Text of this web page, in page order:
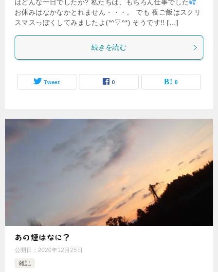
はどんな一日でしたか? 私たちは、もちろん仕事でした
お休みはなかなかとれません・・・。 でも 夜ご飯はスクリ
スマスっぽくしてみましたよ(*^▽^*) そうです!! […]
続きを読む
Tweet 0 0
あの煙はなに？
公開日： 2020年12月25日
雑記